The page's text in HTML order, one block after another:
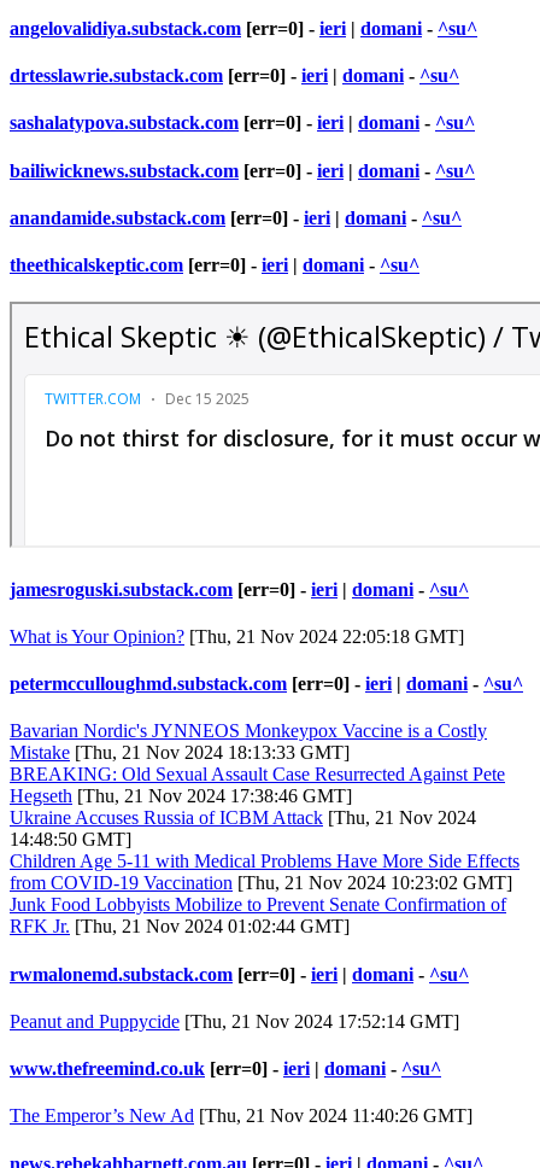
angelovalidiya.substack.com [err=0] - ieri | domani - ^su^
drtesslawrie.substack.com [err=0] - ieri | domani - ^su^
sashalatypova.substack.com [err=0] - ieri | domani - ^su^
bailiwicknews.substack.com [err=0] - ieri | domani - ^su^
anandamide.substack.com [err=0] - ieri | domani - ^su^
theethicalskeptic.com [err=0] - ieri | domani - ^su^
jamesroguski.substack.com [err=0] - ieri | domani - ^su^
What is Your Opinion? [Thu, 21 Nov 2024 22:05:18 GMT]
petermcculloughmd.substack.com [err=0] - ieri | domani - ^su^
Bavarian Nordic's JYNNEOS Monkeypox Vaccine is a Costly
Mistake [Thu, 21 Nov 2024 18:13:33 GMT]
BREAKING: Old Sexual Assault Case Resurrected Against Pete
Hegseth [Thu, 21 Nov 2024 17:38:46 GMT]
Ukraine Accuses Russia of ICBM Attack [Thu, 21 Nov 2024
14:48:50 GMT]
Children Age 5-11 with Medical Problems Have More Side Effects
from COVID-19 Vaccination [Thu, 21 Nov 2024 10:23:02 GMT]
Junk Food Lobbyists Mobilize to Prevent Senate Confirmation of
RFK Jr. [Thu, 21 Nov 2024 01:02:44 GMT]
rwmalonemd.substack.com [err=0] - ieri | domani - ^su^
Peanut and Puppycide [Thu, 21 Nov 2024 17:52:14 GMT]
www.thefreemind.co.uk [err=0] - ieri | domani - ^su^
The Emperor’s New Ad [Thu, 21 Nov 2024 11:40:26 GMT]
news.rebekahbarnett.com.au [err=0] - ieri | domani - ^su^